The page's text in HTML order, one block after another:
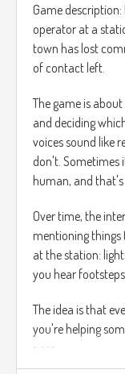
Game
operator at a
town has lost
of contact left.
The game is
and deciding
voices sound like
don't. Sometimes
human, and
Over time, the
mentioning things
at the station:
you hear
The idea is that
you're helping
pass.